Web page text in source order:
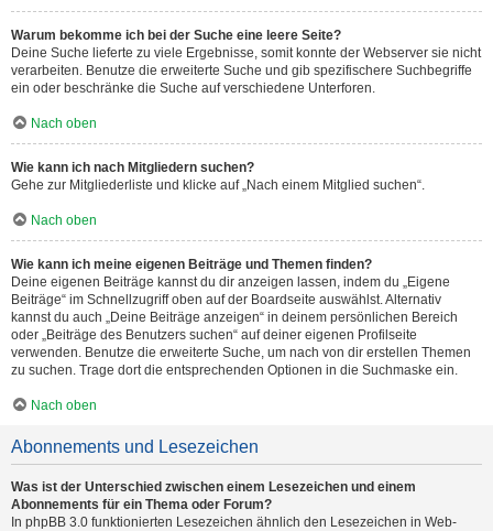
Warum bekomme ich bei der Suche eine leere Seite?
Deine Suche lieferte zu viele Ergebnisse, somit konnte der Webserver sie nicht
verarbeiten. Benutze die erweiterte Suche und gib spezifischere Suchbegriffe
ein oder beschränke die Suche auf verschiedene Unterforen.
Nach oben
Wie kann ich nach Mitgliedern suchen?
Gehe zur Mitgliederliste und klicke auf „Nach einem Mitglied suchen“.
Nach oben
Wie kann ich meine eigenen Beiträge und Themen finden?
Deine eigenen Beiträge kannst du dir anzeigen lassen, indem du „Eigene
Beiträge“ im Schnellzugriff oben auf der Boardseite auswählst. Alternativ
kannst du auch „Deine Beiträge anzeigen“ in deinem persönlichen Bereich
oder „Beiträge des Benutzers suchen“ auf deiner eigenen Profilseite
verwenden. Benutze die erweiterte Suche, um nach von dir erstellen Themen
zu suchen. Trage dort die entsprechenden Optionen in die Suchmaske ein.
Nach oben
Abonnements und Lesezeichen
Was ist der Unterschied zwischen einem Lesezeichen und einem
Abonnements für ein Thema oder Forum?
In phpBB 3.0 funktionierten Lesezeichen ähnlich den Lesezeichen in Web-